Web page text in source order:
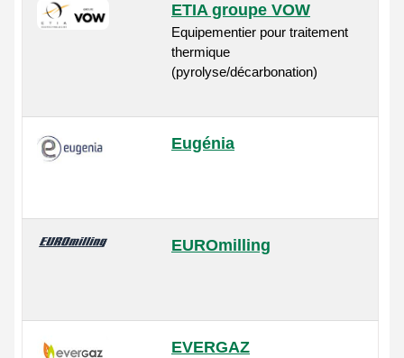
ETIA groupe VOW
Equipementier pour traitement
thermique
(pyrolyse/décarbonation)
Eugénia
EUROmilling
EVERGAZ